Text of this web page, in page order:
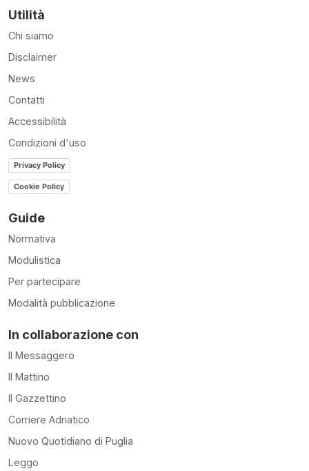
Utilità
Chi siamo
Disclaimer
News
Contatti
Accessibilità
Condizioni d'uso
Privacy Policy
Cookie Policy
Guide
Normativa
Modulistica
Per partecipare
Modalità pubblicazione
In collaborazione con
Il Messaggero
Il Mattino
Il Gazzettino
Corriere Adriatico
Nuovo Quotidiano di Puglia
Leggo